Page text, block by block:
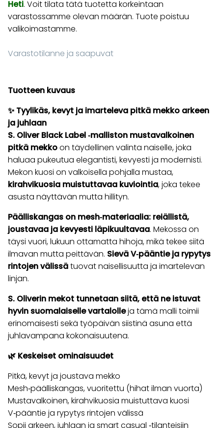
Heti. Voit tilata tätä tuotetta korkeintaan
varastossamme olevan määrän. Tuote poistuu
valikoimastamme.
Varastotilanne ja saapuvat
Tuotteen kuvaus
✨ Tyylikäs, kevyt ja imarteleva pitkä mekko arkeen
ja juhlaan
S. Oliver Black Label ‑malliston mustavalkoinen
pitkä mekkoon täydellinen valinta naiselle, joka
haluaa pukeutua elegantisti, kevyesti ja modernisti.
Mekon kuosi on valkoisella pohjalla mustaa,
kirahvikuosia muistuttavaa kuviointia, joka tekee
asusta näyttävän mutta hillityn.
Päälliskangas on mesh‑materiaalia: reiällistä,
joustavaa ja kevyesti läpikuultavaa. Mekossa on
täysi vuori, lukuun ottamatta hihoja, mikä tekee siitä
ilmavan mutta peittävän. Sievä V‑pääntie ja rypytys
rintojen välissätuovat naisellisuutta ja imartelevan
linjan.
S. Oliverin mekot tunnetaan siitä, että ne istuvat
hyvin suomalaiselle vartalolleja tämä malli toimii
erinomaisesti sekä työpäivän siistinä asuna että
juhlavampana kokonaisuutena.
🌿 Keskeiset ominaisuudet
Pitkä, kevyt ja joustava mekko
Mesh‑päälliskangas, vuoritettu (hihat ilman vuorta)
Mustavalkoinen, kirahvikuosia muistuttava kuosi
V‑pääntie ja rypytys rintojen välissä
Sopii arkeen, juhlaan ja smart casual ‑tilanteisiin